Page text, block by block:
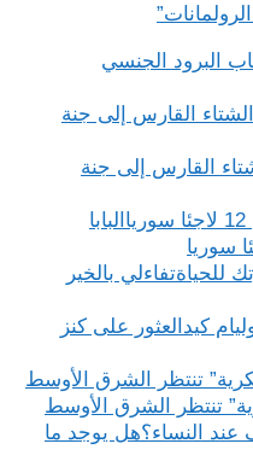
البرود الجنسي
القارس إلى جنة
البابا
تفاءلي بالخير
العثور على كنز
تنتظر الشرق الأوسط
هل يوجد ما